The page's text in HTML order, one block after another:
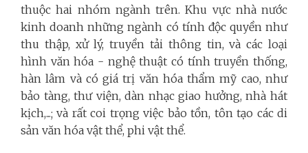
thuộc hai nhóm ngành trên. Khu vực nhà nước
kinh doanh những ngành có tính độc quyền như
thu thập, xử lý, truyền tải thông tin, và các loại
hình văn hóa - nghệ thuật có tính truyền thống,
hàn lâm và có giá trị văn hóa thẩm mỹ cao, như
bảo tàng, thư viện, dàn nhạc giao hưởng, nhà hát
kịch,...; và rất coi trọng việc bảo tồn, tôn tạo các di
sản văn hóa vật thể, phi vật thể.